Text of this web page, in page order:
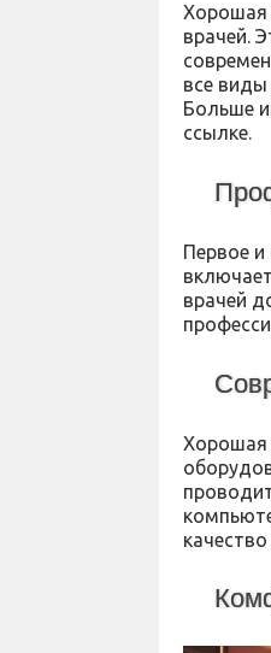
Хорошая
врачей.
все виды
Больше
ссылке.
Первое
врачей
Хорошая